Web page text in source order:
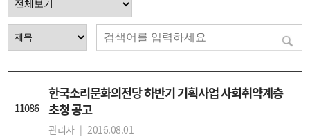
11086
한국소리문화의전당 하반기 기획사업 사회취약계층
초청 공고
관리자 | 2016.08.01